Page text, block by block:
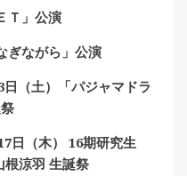
Ｔ」公演
ぎながら」公演
日（土）「パジャマドラ
日（木） 16期研究生
根涼羽 生誕祭